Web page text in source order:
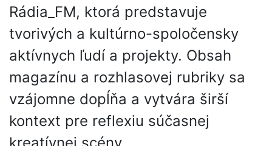
Rádia_FM, ktorá predstavuje
tvorivých a kultúrno-spoločensky
aktívnych ľudí a projekty. Obsah
magazínu a rozhlasovej rubriky sa
vzájomne dopĺňa a vytvára širší
kontext pre reflexiu súčasnej